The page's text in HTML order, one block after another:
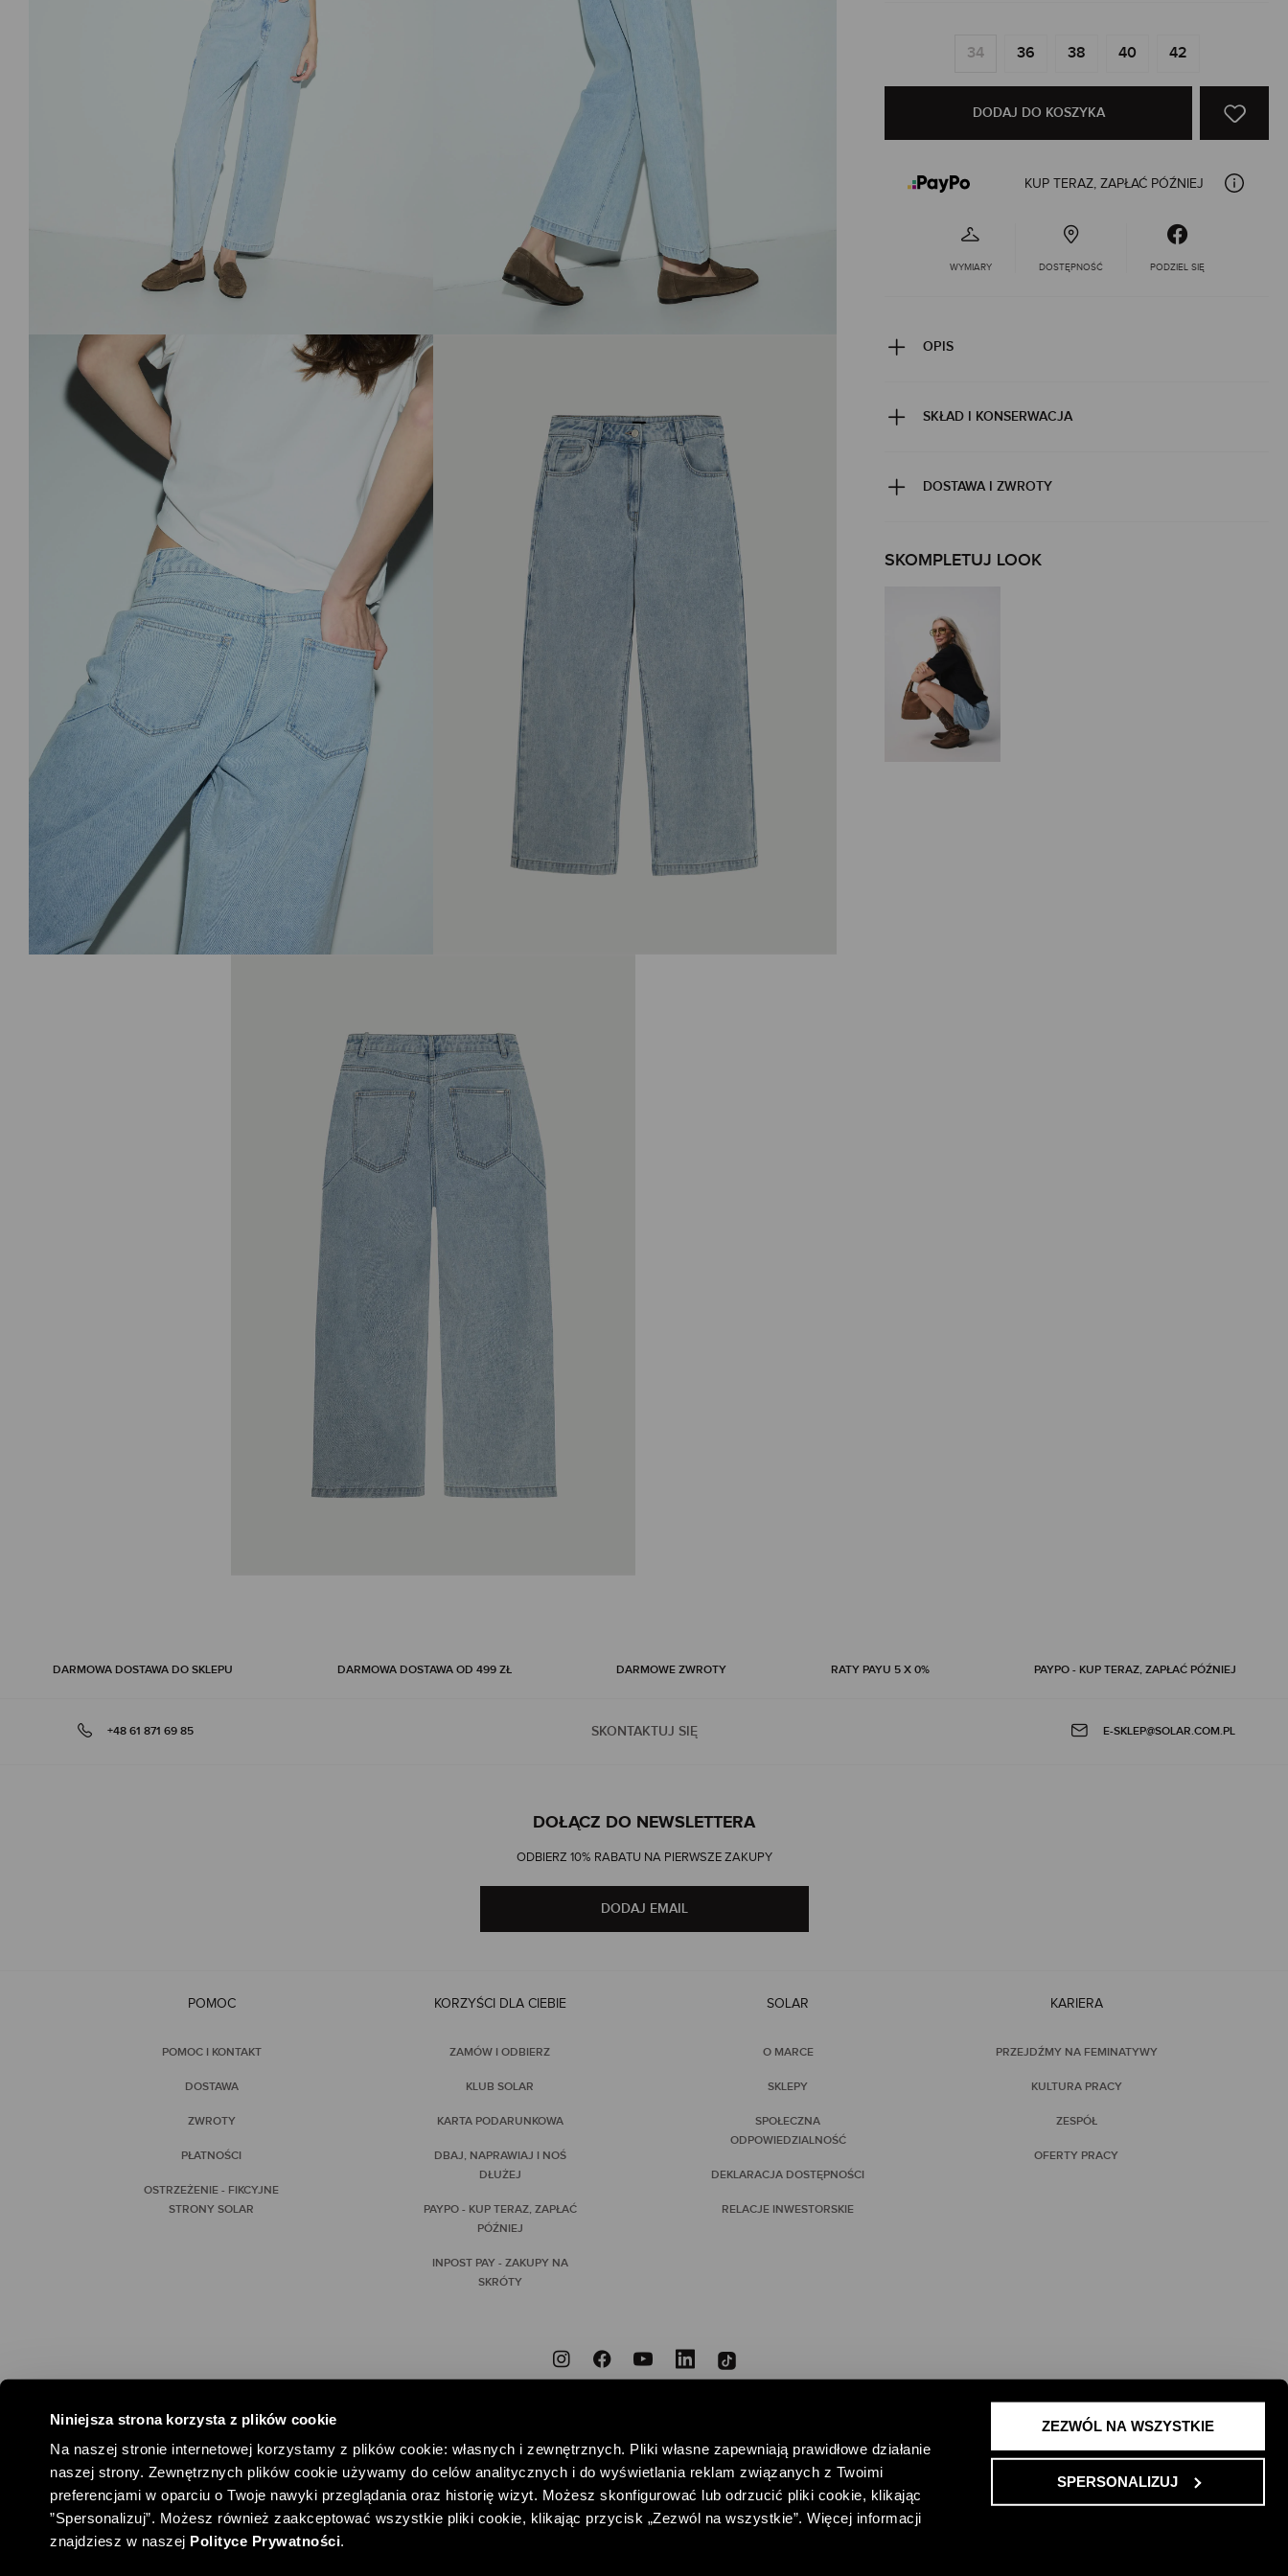
Niniejsza strona korzysta z plików cookie
Na naszej stronie internetowej korzystamy z plików cookie: własnych i zewnętrznych. Pliki własne zapewniają prawidłowe działanie
naszej strony. Zewnętrznych plików cookie używamy do celów analitycznych i do wyświetlania reklam związanych z Twoimi
preferencjami w oparciu o Twoje nawyki przeglądania oraz historię wizyt. Możesz skonfigurować lub odrzucić pliki cookie, klikając
”Spersonalizuj”. Możesz również zaakceptować wszystkie pliki cookie, klikając przycisk „Zezwól na wszystkie”. Więcej informacji
znajdziesz w naszej Polityce Prywatności.
ZEZWÓL NA WSZYSTKIE
SPERSONALIZUJ
34 36 38 40 42
DODAJ DO KOSZYKA
KUP TERAZ, ZAPŁAĆ PÓŹNIEJ
WYMIARY DOSTĘPNOŚĆ PODZIEL SIĘ
OPIS
SKŁAD I KONSERWACJA
DOSTAWA I ZWROTY
SKOMPLETUJ LOOK
DARMOWA DOSTAWA DO SKLEPU DARMOWA DOSTAWA OD 499 ZŁ DARMOWE ZWROTY RATY PAYU 5 X 0% PAYPO - KUP TERAZ, ZAPŁAĆ PÓŹNIEJ
SKONTAKTUJ SIĘ
+48 61 871 69 85 E-SKLEP@SOLAR.COM.PL
DOŁĄCZ DO NEWSLETTERA
ODBIERZ 10% RABATU NA PIERWSZE ZAKUPY
DODAJ EMAIL
POMOC
POMOC I KONTAKT
DOSTAWA
ZWROTY
PŁATNOŚCI
OSTRZEŻENIE - FIKCYJNE
STRONY SOLAR
KORZYŚCI DLA CIEBIE
ZAMÓW I ODBIERZ
KLUB SOLAR
KARTA PODARUNKOWA
DBAJ, NAPRAWIAJ I NOŚ
DŁUŻEJ
PAYPO - KUP TERAZ, ZAPŁAĆ
PÓŹNIEJ
INPOST PAY - ZAKUPY NA
SKRÓTY
SOLAR
O MARCE
SKLEPY
SPOŁECZNA
ODPOWIEDZIALNOŚĆ
DEKLARACJA DOSTĘPNOŚCI
RELACJE INWESTORSKIE
KARIERA
PRZEJDŹMY NA FEMINATYWY
KULTURA PRACY
ZESPÓŁ
OFERTY PRACY
POMAGAJ – WSPIERAJĄC FUNDACJĘ CENTRUM PRAW KOBIET